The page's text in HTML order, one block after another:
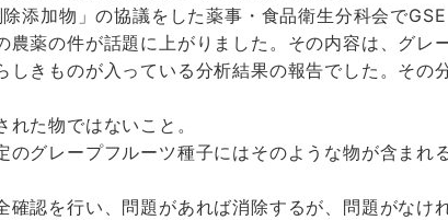
添加物」の協議をした薬事・食品衛生分科会で
農薬の件が話題に上がりました。その内容は、グレ
しきものが入っている分析結果の報告でした。その
た物ではないこと。
のグレープフルーツ種子にはそのような物が含まれ
確認を行い、問題があれば消除するが、問題がなけ